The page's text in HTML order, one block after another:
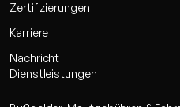
Zertifizierungen
Karriere
Nachricht
Dienstleistungen